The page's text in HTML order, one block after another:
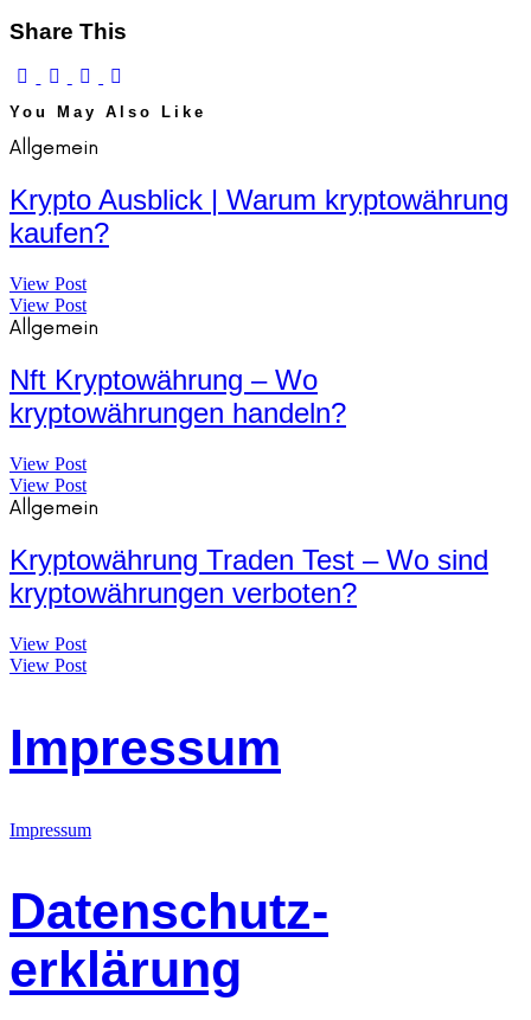
Share This
You May Also Like
Allgemein
Krypto Ausblick | Warum kryptowährung
kaufen?
View Post
View Post
Allgemein
Nft Kryptowährung – Wo
kryptowährungen handeln?
View Post
View Post
Allgemein
Kryptowährung Traden Test – Wo sind
kryptowährungen verboten?
View Post
View Post
Impressum
Impressum
Datenschutz-
erklärung